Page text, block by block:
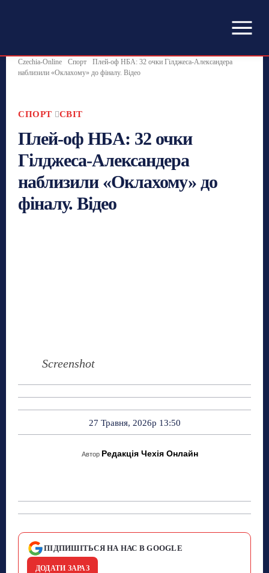
Czechia-Online Спорт
Плей-оф НБА: 32 очки Гілджеса-Александера
наблизили «Оклахому» до фіналу. Відео
СПОРТ СВІТ
Плей-оф НБА: 32 очки
Гілджеса-Александера
наблизили «Оклахому» до
фіналу. Відео
Screenshot
27 Травня, 2026р 13:50
Автор Редакція Чехія Онлайн
ПІДПИШІТЬСЯ НА НАС В GOOGLE
ДОДАТИ ЗАРАЗ